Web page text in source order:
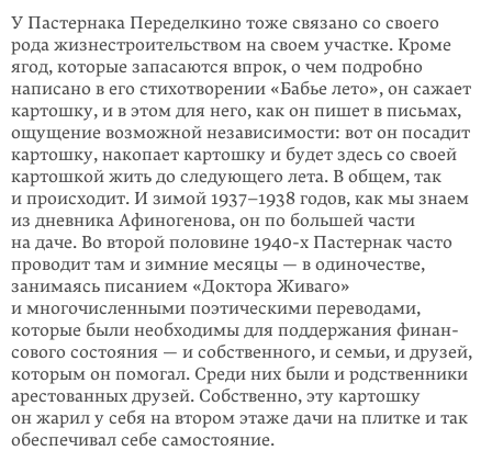
У Пастернака Переделкино тоже связано со своего
рода жизнестроительством на своем участке. Кроме
ягод, которые запасаются впрок, о чем подробно
написано в его стихотворении «Бабье лето», он сажает
картошку, и в этом для него, как он пишет в письмах,
ощущение возможной независимости: вот он посадит
картошку, накопает картошку и будет здесь со своей
картошкой жить до следующего лета. В общем, так
и происходит. И зимой 1937–1938 го­дов, как мы знаем
из дневника Афиногенова, он по большей части
на даче. Во второй половине 1940-х Пастернак часто
проводит там и зимние месяцы — в одино­честве,
занимаясь писанием «Доктора Живаго»
и многочисленными поэти­ческими переводами,
которые были необходимы для поддержания финан­
сового состояния — и собственного, и семьи, и друзей,
которым он помогал. Среди них были и родственники
арестованных друзей. Собственно, эту картошку
он жарил у себя на втором этаже дачи на плитке и так
обеспе­чивал себе самостояние.